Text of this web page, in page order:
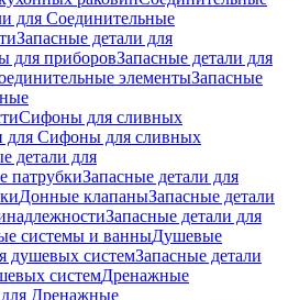
для Соединительные
Запасные детали для
для приборовЗапасные детали для
элементыЗапасные
Сифоны для сливных
для Сифоны для сливных
детали для
патрубкиЗапасные детали для
Донные клапаныЗапасные детали
Запасные детали для
системы и ванныДушевые
душевых системЗапасные детали
системДренажные
для Дренажные